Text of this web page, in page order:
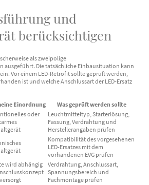
und
berücksichtigen
als zweipolige
ausgeführt. Die tatsächliche Einbausituation kann
Vor einem LED-Retrofit sollte geprüft werden,
ist und welche Anschlussart der LED-Ersatz
Einordnung Was geprüft werden sollte
oder
Leuchtmitteltyp, Starterlösung,
Fassung, Verdrahtung und
Herstellerangaben prüfen
Kompatibilität des vorgesehenen
LED-Ersatzes mit dem
vorhandenen EVG prüfen
wird abhängig
Verdrahtung, Anschlussart,
Spannungsbereich und
Fachmontage prüfen